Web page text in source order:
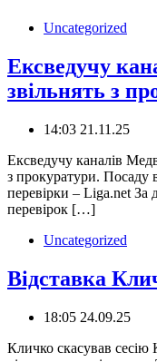
Uncategorized
Ексведучу
звільнять з
14:03 21.11.25
Ексведучу каналів
з прокуратури. Посаду
перевірки – Liga.net
перевірок […]
Uncategorized
Відставка
18:05 24.09.25
️Кличко скасував сесію